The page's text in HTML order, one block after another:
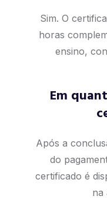
Sim. O
horas
ensino,
Em
Após a
do
certificado é
na